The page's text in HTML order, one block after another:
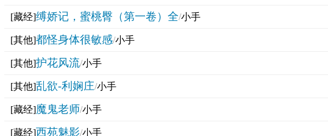
[藏经]缚娇记，蜜桃臀（第一卷）全/小手
[其他]都怪身体很敏感/小手
[其他]护花风流/小手
[其他]乱欲-利娴庄/小手
[藏经]魔鬼老师/小手
[藏经]西苑魅影/小手